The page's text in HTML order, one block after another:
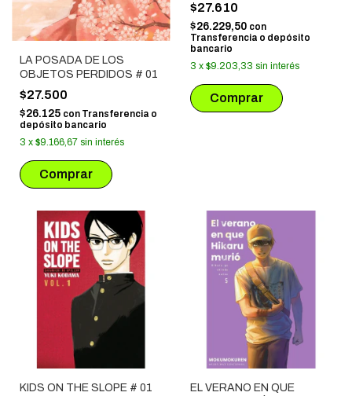
LA POSADA DE LOS
OBJETOS PERDIDOS # 01
$27.500
$26.125 con Transferencia o
depósito bancario
3 x $9.166,67 sin interés
$27.610
$26.229,50 con
Transferencia o depósito
bancario
3 x $9.203,33 sin interés
KIDS ON THE SLOPE # 01 EL VERANO EN QUE